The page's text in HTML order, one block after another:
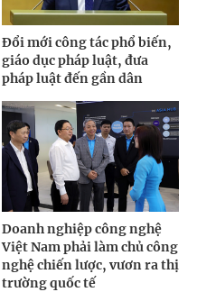
Đổi mới công tác phổ biến,
giáo dục pháp luật, đưa
pháp luật đến gần dân
Doanh nghiệp công nghệ
Việt Nam phải làm chủ công
nghệ chiến lược, vươn ra thị
trường quốc tế